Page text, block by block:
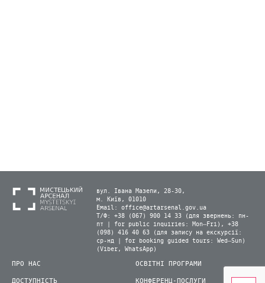
вул. Івана Мазепи, 28-30,
м. Київ, 01010
Email: office@artarsenal.gov.ua
Т/Ф: +38 (067) 900 14 33 (для звернень: пн-
пт | for public inquiries: Mon–Fri), +38
(098) 416 40 63 (для запису на екскурсії:
ср-нд | for booking guided tours: Wed–Sun)
(Viber, WhatsApp)
ПРО НАС
ДОСТУПНІСТЬ
ОСВІТНІ ПРОГРАМИ
КОНФЕРЕНЦ-ПОСЛУГИ